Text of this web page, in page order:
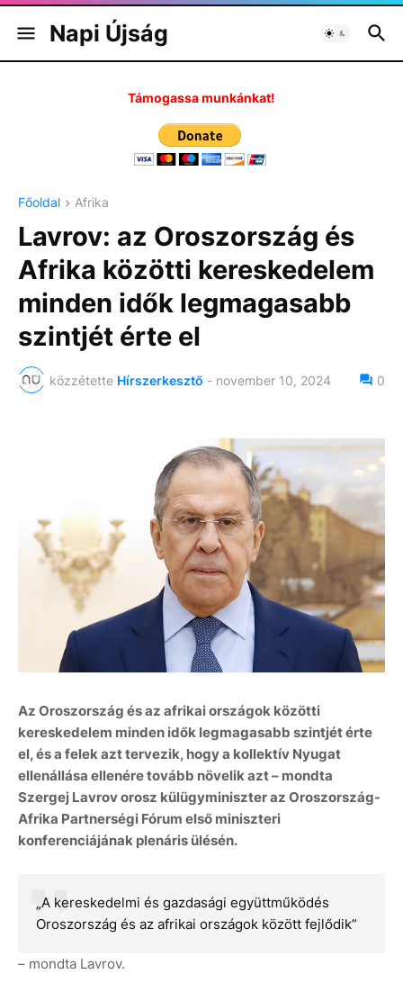
Napi Újság
Támogassa munkánkat!
Főoldal Afrika
Lavrov: az Oroszország és
Afrika közötti kereskedelem
minden idők legmagasabb
szintjét érte el
közzétette Hírszerkesztő - november 10, 2024 0
Az Oroszország és az afrikai országok közötti
kereskedelem minden idők legmagasabb szintjét érte
el, és a felek azt tervezik, hogy a kollektív Nyugat
ellenállása ellenére tovább növelik azt – mondta
Szergej Lavrov orosz külügyminiszter az Oroszország-
Afrika Partnerségi Fórum első miniszteri
konferenciájának plenáris ülésén.
„A kereskedelmi és gazdasági együttműködés
Oroszország és az afrikai országok között fejlődik”
– mondta Lavrov.